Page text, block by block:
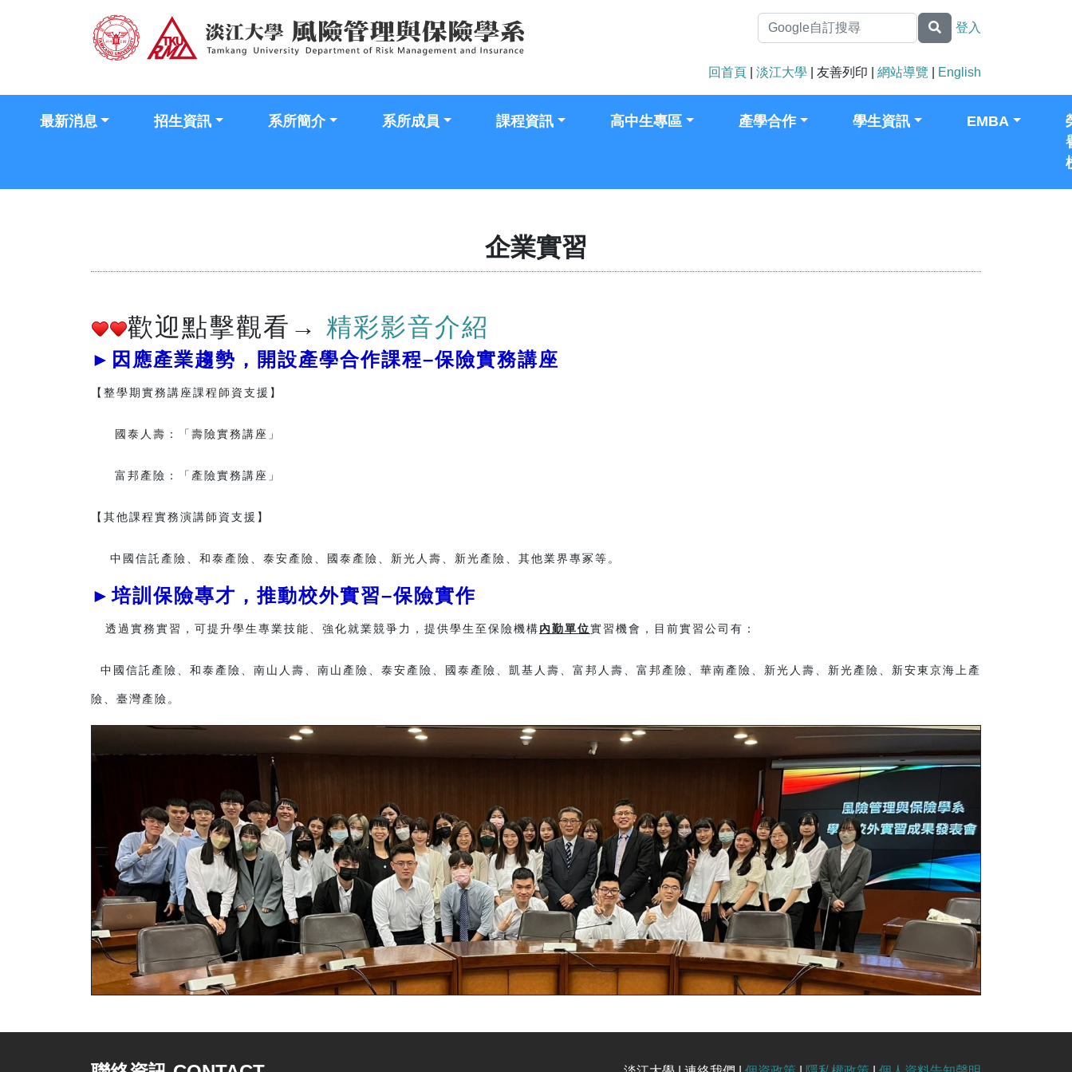
登入
回首頁 淡江大學 | 友善列印 | 網站導覽 English
最新消息 招生資訊 系所簡介 系所成員 課程資訊 高中生專區 產學合作 學生資訊 EMBA
企業實習
歡迎點擊觀看→ 精彩影音介紹
►因應產業趨勢，開設產學合作課程–保險實務講座
【整學期實務講座課程師資支援】
國泰人壽：「壽險實務講座」
富邦產險：「產險實務講座」
【其他課程實務演講師資支援】
中國信託產險、和泰產險、泰安產險、國泰產險、新光人壽、新光產險、其他業界專冢等。
►培訓保險專才，推動校外實習–保險實作
透過實務實習，可提升學生專業技能、強化就業競爭力，提供學生至保險機構內勤單位實習機會，目前實習公司有：
中國信託產險、和泰產險、南山人壽、南山產險、泰安產險、國泰產險、凱基人壽、富邦人壽、富邦產險、華南產險、新光人壽、新光產險、新安東京海上產
險、臺灣產險。